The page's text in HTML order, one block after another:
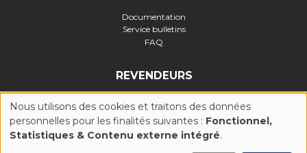
Documentation
Service bulletins
FAQ
REVENDEURS
Politique de confidentialité-Politique Cookies (UE)
UTILISATION
Nous utilisons des cookies et traitons des données
personnelles pour les finalités suivantes : Fonctionnel,
Statistiques & Contenu externe intégré.